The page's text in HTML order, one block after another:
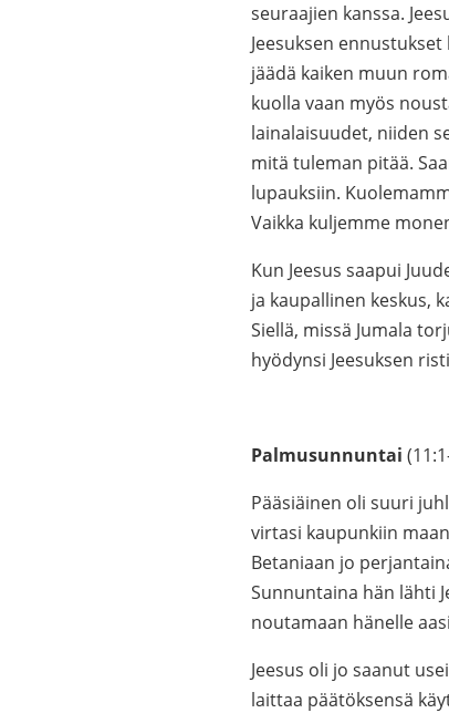
seuraajien kanssa.
Jeesuksen
jäädä kaiken muun
kuolla vaan myös
lainalaisuudet, niiden
mitä tuleman pitää.
lupauksiin.
Vaikka kuljemme
Kun Jeesus saapui
ja kaupallinen keskus,
Siellä, missä Jumala
hyödynsi Jeesuksen
Palmusunnuntai
Pääsiäinen oli suuri
virtasi kaupunkiin
Betaniaan jo
Sunnuntaina hän lähti
noutamaan hänelle
Jeesus oli jo saanut
laittaa päätöksensä